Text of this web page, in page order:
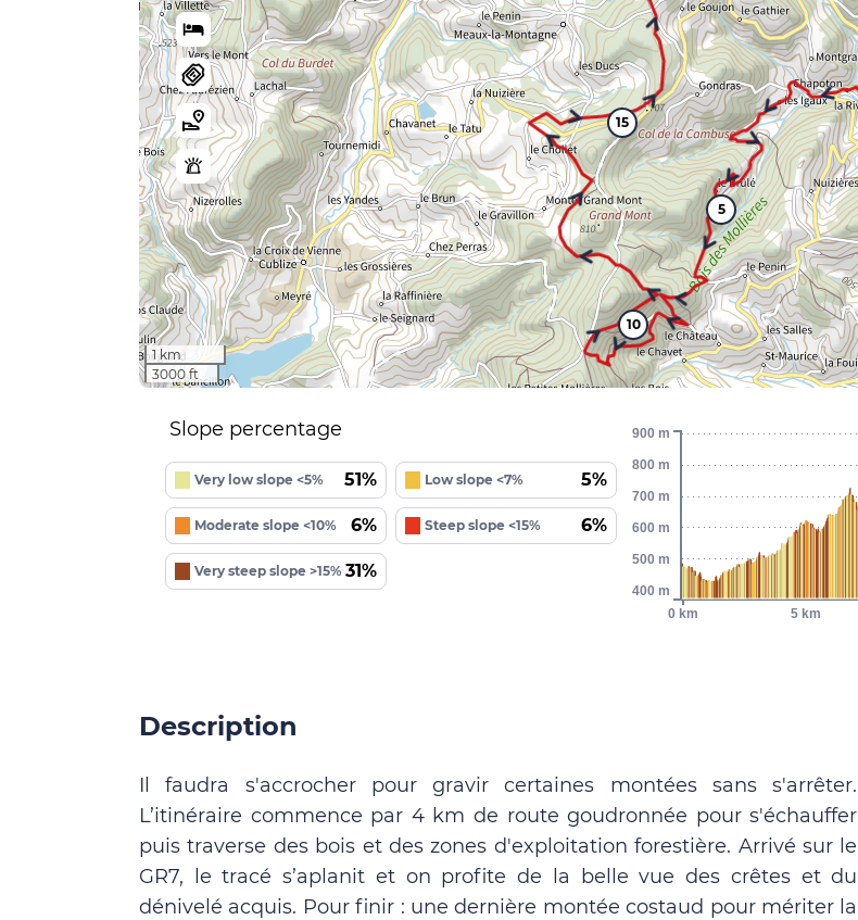
5
10
15
1 km
3000 ft
Slope percentage
Very low slope <5% 51% Low slope <7% 5%
Moderate slope <10% 6% Steep slope <15% 6%
Very steep slope >15% 31%
0 km 5 km
400 m
500 m
600 m
700 m
800 m
900 m
Description
Il faudra s'accrocher pour gravir certaines montées sans s'arrêter.
L’itinéraire commence par 4 km de route goudronnée pour s'échauffer
puis traverse des bois et des zones d'exploitation forestière. Arrivé sur le
GR7, le tracé s’aplanit et on profite de la belle vue des crêtes et du
dénivelé acquis. Pour finir : une dernière montée costaud pour mériter la